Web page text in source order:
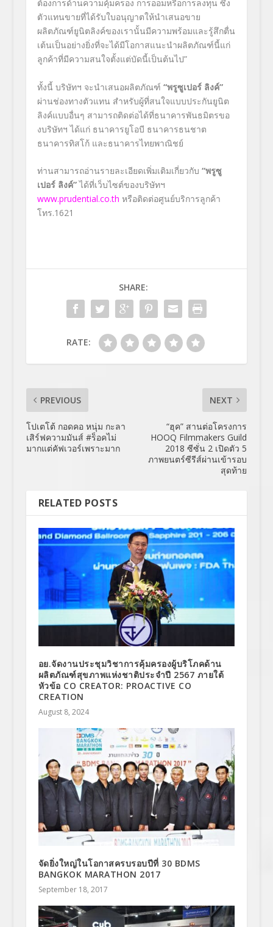
ต้องการด้านความคุ้มครอง การออมหรือการลงทุน ซึ่ง
ตัวแทนขายที่ได้รับใบอนุญาตให้นำเสนอขาย
ผลิตภัณฑ์ยูนิตลิงค์ของเรานั้นมีความพร้อมและรู้สึกตื่น
เต้นเป็นอย่างยิ่งที่จะได้มีโอกาสแนะนำผลิตภัณฑ์นี้แก่
ลูกค้าที่มีความสนใจตั้งแต่บัดนี้เป็นต้นไป”
ทั้งนี้ บริษัทฯ จะนำเสนอผลิตภัณฑ์ “พรูซูเปอร์ ลิงค์”
ผ่านช่องทางตัวแทน สำหรับผู้ที่สนใจแบบประกันยูนิต
ลิงค์แบบอื่นๆ สามารถติดต่อได้ที่ธนาคารพันธมิตรขอ
งบริษัทฯ ได้แก่ ธนาคารยูโอบี ธนาคารธนชาต
ธนาคารทิสโก้ และธนาคารไทยพาณิชย์
ท่านสามารถอ่านรายละเอียดเพิ่มเติมเกี่ยวกับ “พรูซู
เปอร์ ลิงค์”ได้ที่เว็บไซต์ของบริษัทฯ
www.prudential.co.th หรือติดต่อศูนย์บริการลูกค้า
โทร.1621
SHARE:
RATE:
PREVIOUS
โปเตโต้ กอดคอ หนุ่ม กะลา
เสิร์ฟความมันส์ #ร็อคไม่
มากแต่คัฟเวอร์เพราะมาก
NEXT
“ฮุค” สานต่อโครงการ
HOOQ Filmmakers Guild
2018 ซีซั่น 2 เปิดตัว 5
ภาพยนตร์ซีรีส์ผ่านเข้ารอบ
สุดท้าย
RELATED POSTS
อย.จัดงานประชุมวิชาการคุ้มครองผู้บริโภคด้าน
ผลิตภัณฑ์สุขภาพแห่งชาติประจำปี 2567 ภายใต้
หัวข้อ CO CREATOR: PROACTIVE CO
CREATION
August 8, 2024
จัดยิ่งใหญ่ในโอกาสครบรอบปีที่ 30 BDMS
BANGKOK MARATHON 2017
September 18, 2017